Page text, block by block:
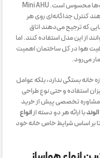
از منظر راحتی و آسایش خانواده نیز تفاوت‌ها محسوس است. Mini AHU
کنترل جداگانه‌ای روی هر
که ترجیح می‌دهند اتاق
از این مدل استفاده کنند. اما
هوا در کل ساختمان اهمیت
می‌رود.
خانه بستگی ندارد، بلکه عوامل
استفاده و حتی نوع طراحی
مشاوره تخصصی پیش از خرید
با ارائه هر دو دسته ازانواع
بر اساس شرایط خاص خانه خود